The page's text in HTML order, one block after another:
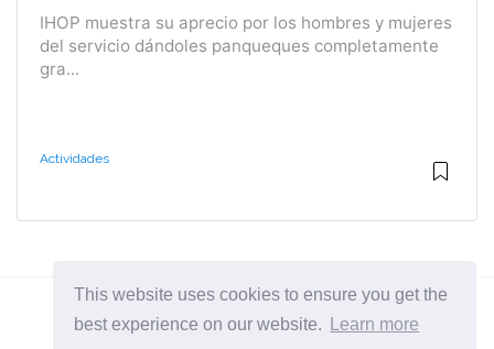
This website uses cookies to ensure you get the
best experience on our website.
Learn more
IHOP muestra su aprecio por los hombres y mujeres
del servicio dándoles panqueques completamente
gra...
Actividades